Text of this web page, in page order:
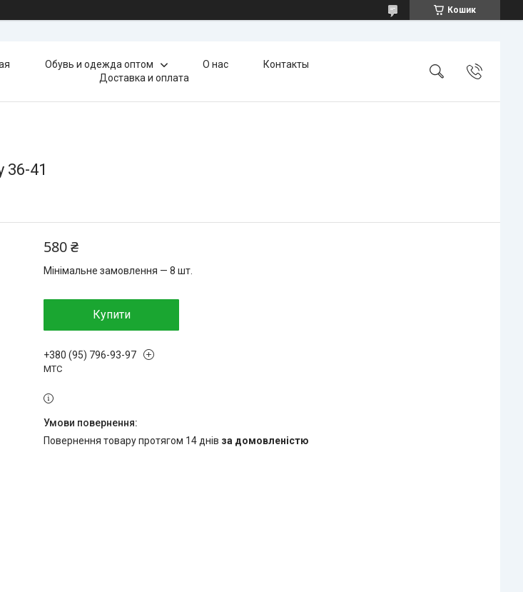
Кошик
Обувь и одежда оптом О нас
Контакты
Доставка и оплата
36-41
580 ₴
Мінімальне замовлення — 8 шт.
Купити
+380 (95) 796-93-97
МТС
повернення товару протягом 14 днів за домовленістю